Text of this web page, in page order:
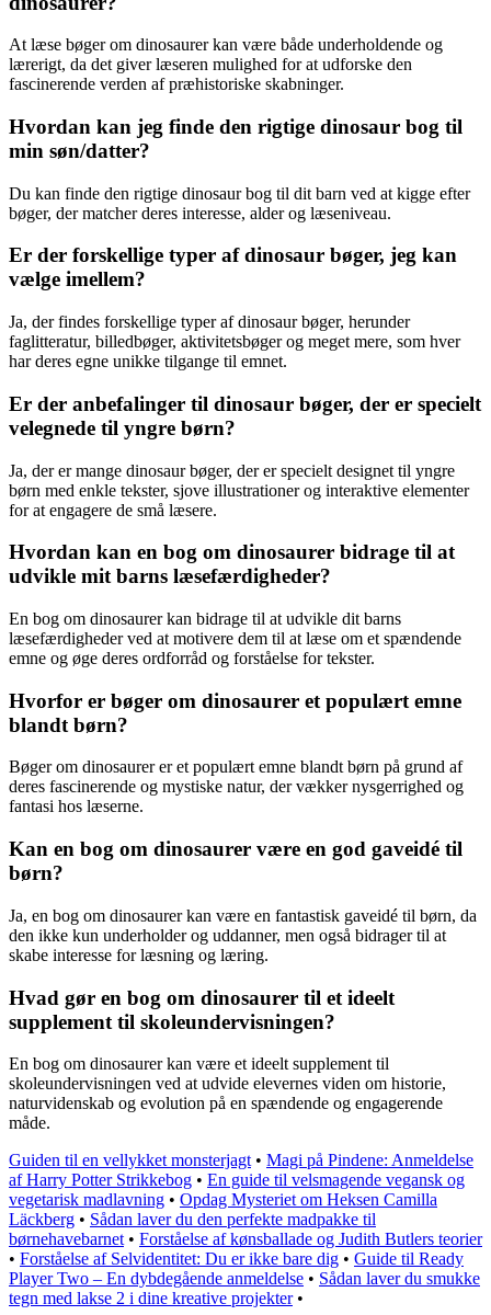
At læse bøger om dinosaurer kan være både underholdende og
lærerigt, da det giver læseren mulighed for at udforske den
fascinerende verden af præhistoriske skabninger.
Hvordan kan jeg finde den rigtige dinosaur bog til
min søn/datter?
Du kan finde den rigtige dinosaur bog til dit barn ved at kigge efter
bøger, der matcher deres interesse, alder og læseniveau.
Er der forskellige typer af dinosaur bøger, jeg kan
vælge imellem?
Ja, der findes forskellige typer af dinosaur bøger, herunder
faglitteratur, billedbøger, aktivitetsbøger og meget mere, som hver
har deres egne unikke tilgange til emnet.
Er der anbefalinger til dinosaur bøger, der er specielt
velegnede til yngre børn?
Ja, der er mange dinosaur bøger, der er specielt designet til yngre
børn med enkle tekster, sjove illustrationer og interaktive elementer
for at engagere de små læsere.
Hvordan kan en bog om dinosaurer bidrage til at
udvikle mit barns læsefærdigheder?
En bog om dinosaurer kan bidrage til at udvikle dit barns
læsefærdigheder ved at motivere dem til at læse om et spændende
emne og øge deres ordforråd og forståelse for tekster.
Hvorfor er bøger om dinosaurer et populært emne
blandt børn?
Bøger om dinosaurer er et populært emne blandt børn på grund af
deres fascinerende og mystiske natur, der vækker nysgerrighed og
fantasi hos læserne.
Kan en bog om dinosaurer være en god gaveidé til
børn?
Ja, en bog om dinosaurer kan være en fantastisk gaveidé til børn, da
den ikke kun underholder og uddanner, men også bidrager til at
skabe interesse for læsning og læring.
Hvad gør en bog om dinosaurer til et ideelt
supplement til skoleundervisningen?
En bog om dinosaurer kan være et ideelt supplement til
skoleundervisningen ved at udvide elevernes viden om historie,
naturvidenskab og evolution på en spændende og engagerende
måde.
Guiden til en vellykket monsterjagt • Magi på Pindene: Anmeldelse
af Harry Potter Strikkebog • En guide til velsmagende vegansk og
vegetarisk madlavning • Opdag Mysteriet om Heksen Camilla
Läckberg • Sådan laver du den perfekte madpakke til
børnehavebarnet • Forståelse af kønsballade og Judith Butlers teorier
• Forståelse af Selvidentitet: Du er ikke bare dig • Guide til Ready
Player Two – En dybdegående anmeldelse • Sådan laver du smukke
tegn med lakse 2 i dine kreative projekter•